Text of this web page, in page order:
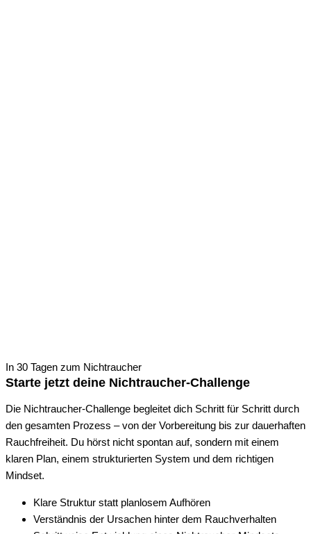
In 30 Tagen zum Nichtraucher
Starte jetzt deine Nichtraucher-Challenge
Die Nichtraucher-Challenge begleitet dich Schritt für Schritt durch
den gesamten Prozess – von der Vorbereitung bis zur dauerhaften
Rauchfreiheit. Du hörst nicht spontan auf, sondern mit einem
klaren Plan, einem strukturierten System und dem richtigen
Mindset.
Klare Struktur statt planlosem Aufhören
Verständnis der Ursachen hinter dem Rauchverhalten